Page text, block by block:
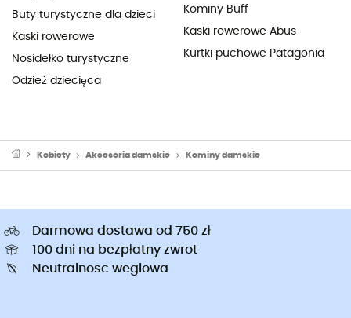
Buty turystyczne dla dzieci
Kaski rowerowe
Nosidełko turystyczne
Odzież dziecięca
Kominy Buff
Kaski rowerowe Abus
Kurtki puchowe Patagonia
Kobiety Akcesoria damskie Kominy damskie
Darmowa dostawa od 750 zł
100 dni na bezpłatny zwrot
Neutralnosc weglowa